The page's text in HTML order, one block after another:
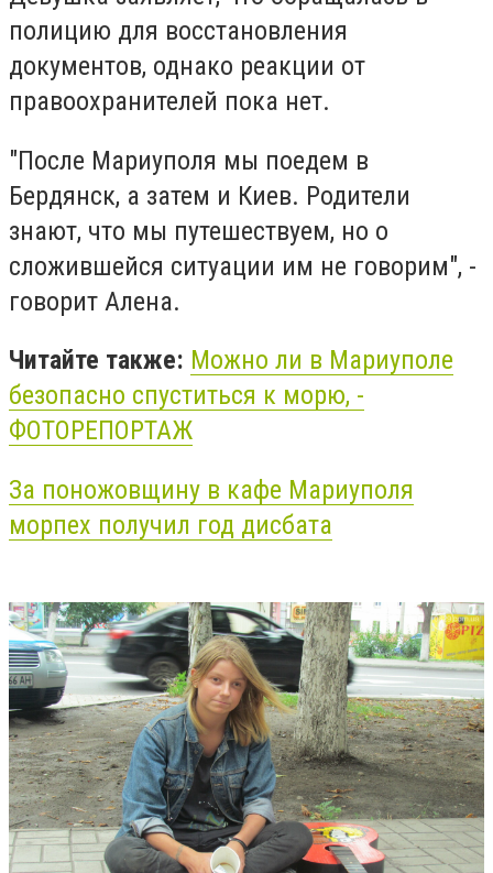
полицию для восстановления
документов, однако реакции от
правоохранителей пока нет.
"После Мариуполя мы поедем в
Бердянск, а затем и Киев. Родители
знают, что мы путешествуем, но о
сложившейся ситуации им не говорим", -
говорит Алена.
Читайте также: Можно ли в Мариуполе
безопасно спуститься к морю, -
ФОТОРЕПОРТАЖ
За поножовщину в кафе Мариуполя
морпех получил год дисбата